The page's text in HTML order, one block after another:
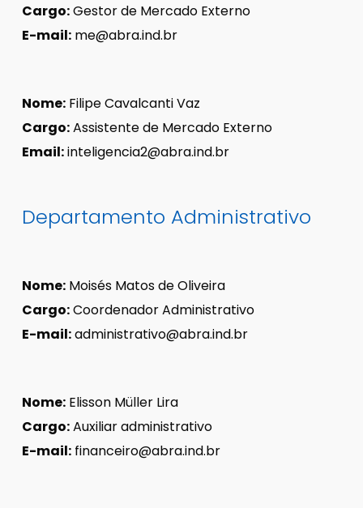
Cargo:Gestor de Mercado Externo
E-mail: me@abra.ind.br
Nome: Filipe Cavalcanti Vaz
Cargo:Assistente de Mercado Externo
Email:inteligencia2@abra.ind.br
Departamento Administrativo
Nome: Moisés Matos de Oliveira
Cargo:Coordenador Administrativo
E-mail:administrativo@abra.ind.br
Nome: Elisson Müller Lira
Cargo:Auxiliar administrativo
E-mail: financeiro@abra.ind.br